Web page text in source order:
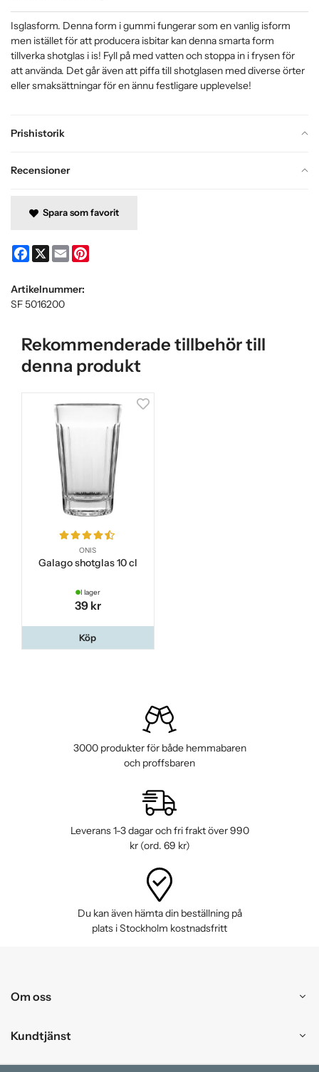
Prishistorik
Recensioner
Isglasform. Denna form i gummi fungerar som en vanlig isform
men istället för att producera isbitar kan denna smarta form
tillverka shotglas i is! Fyll på med vatten och stoppa in i frysen för
att använda. Det går även att piffa till shotglasen med diverse örter
eller smaksättningar för en ännu festligare upplevelse!
Spara som favorit
Facebook
X Email
Artikelnummer:
SF 5016200
Rekommenderade tillbehör till
denna produkt
ONIS
Galago shotglas 10 cl
I lager
39 kr
Köp
3000 produkter för både hemmabaren
och proffsbaren
Leverans 1-3 dagar och fri frakt över 990
kr (ord. 69 kr)
Du kan även hämta din beställning på
plats i Stockholm kostnadsfritt
Om oss
Kundtjänst